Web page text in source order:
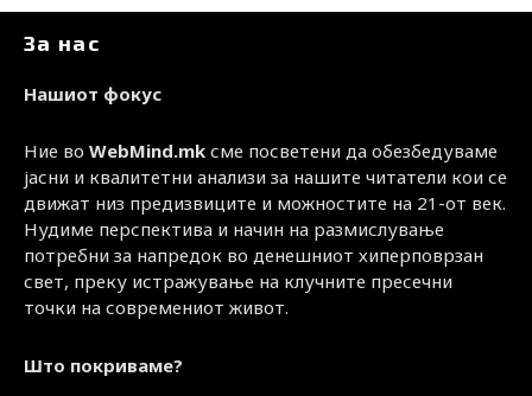
За нас
Нашиот фокус
Ние во WebMind.mk сме посветени да обезбедуваме
јасни и квалитетни анализи за нашите читатели кои се
движат низ предизвиците и можностите на 21-от век.
Нудиме перспектива и начин на размислување
потребни за напредок во денешниот хиперповрзан
свет, преку истражување на клучните пресечни
точки на современиот живот.
Што покриваме?